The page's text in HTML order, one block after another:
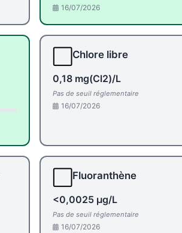
16/07/2026
Chlore libre
0,18 mg(Cl2)/L
Pas de seuil réglementaire
16/07/2026
Fluoranthène
<0,0025 µg/L
Pas de seuil réglementaire
16/07/2026